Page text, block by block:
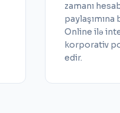
zamanı
Online ilə
korporativ
edir.